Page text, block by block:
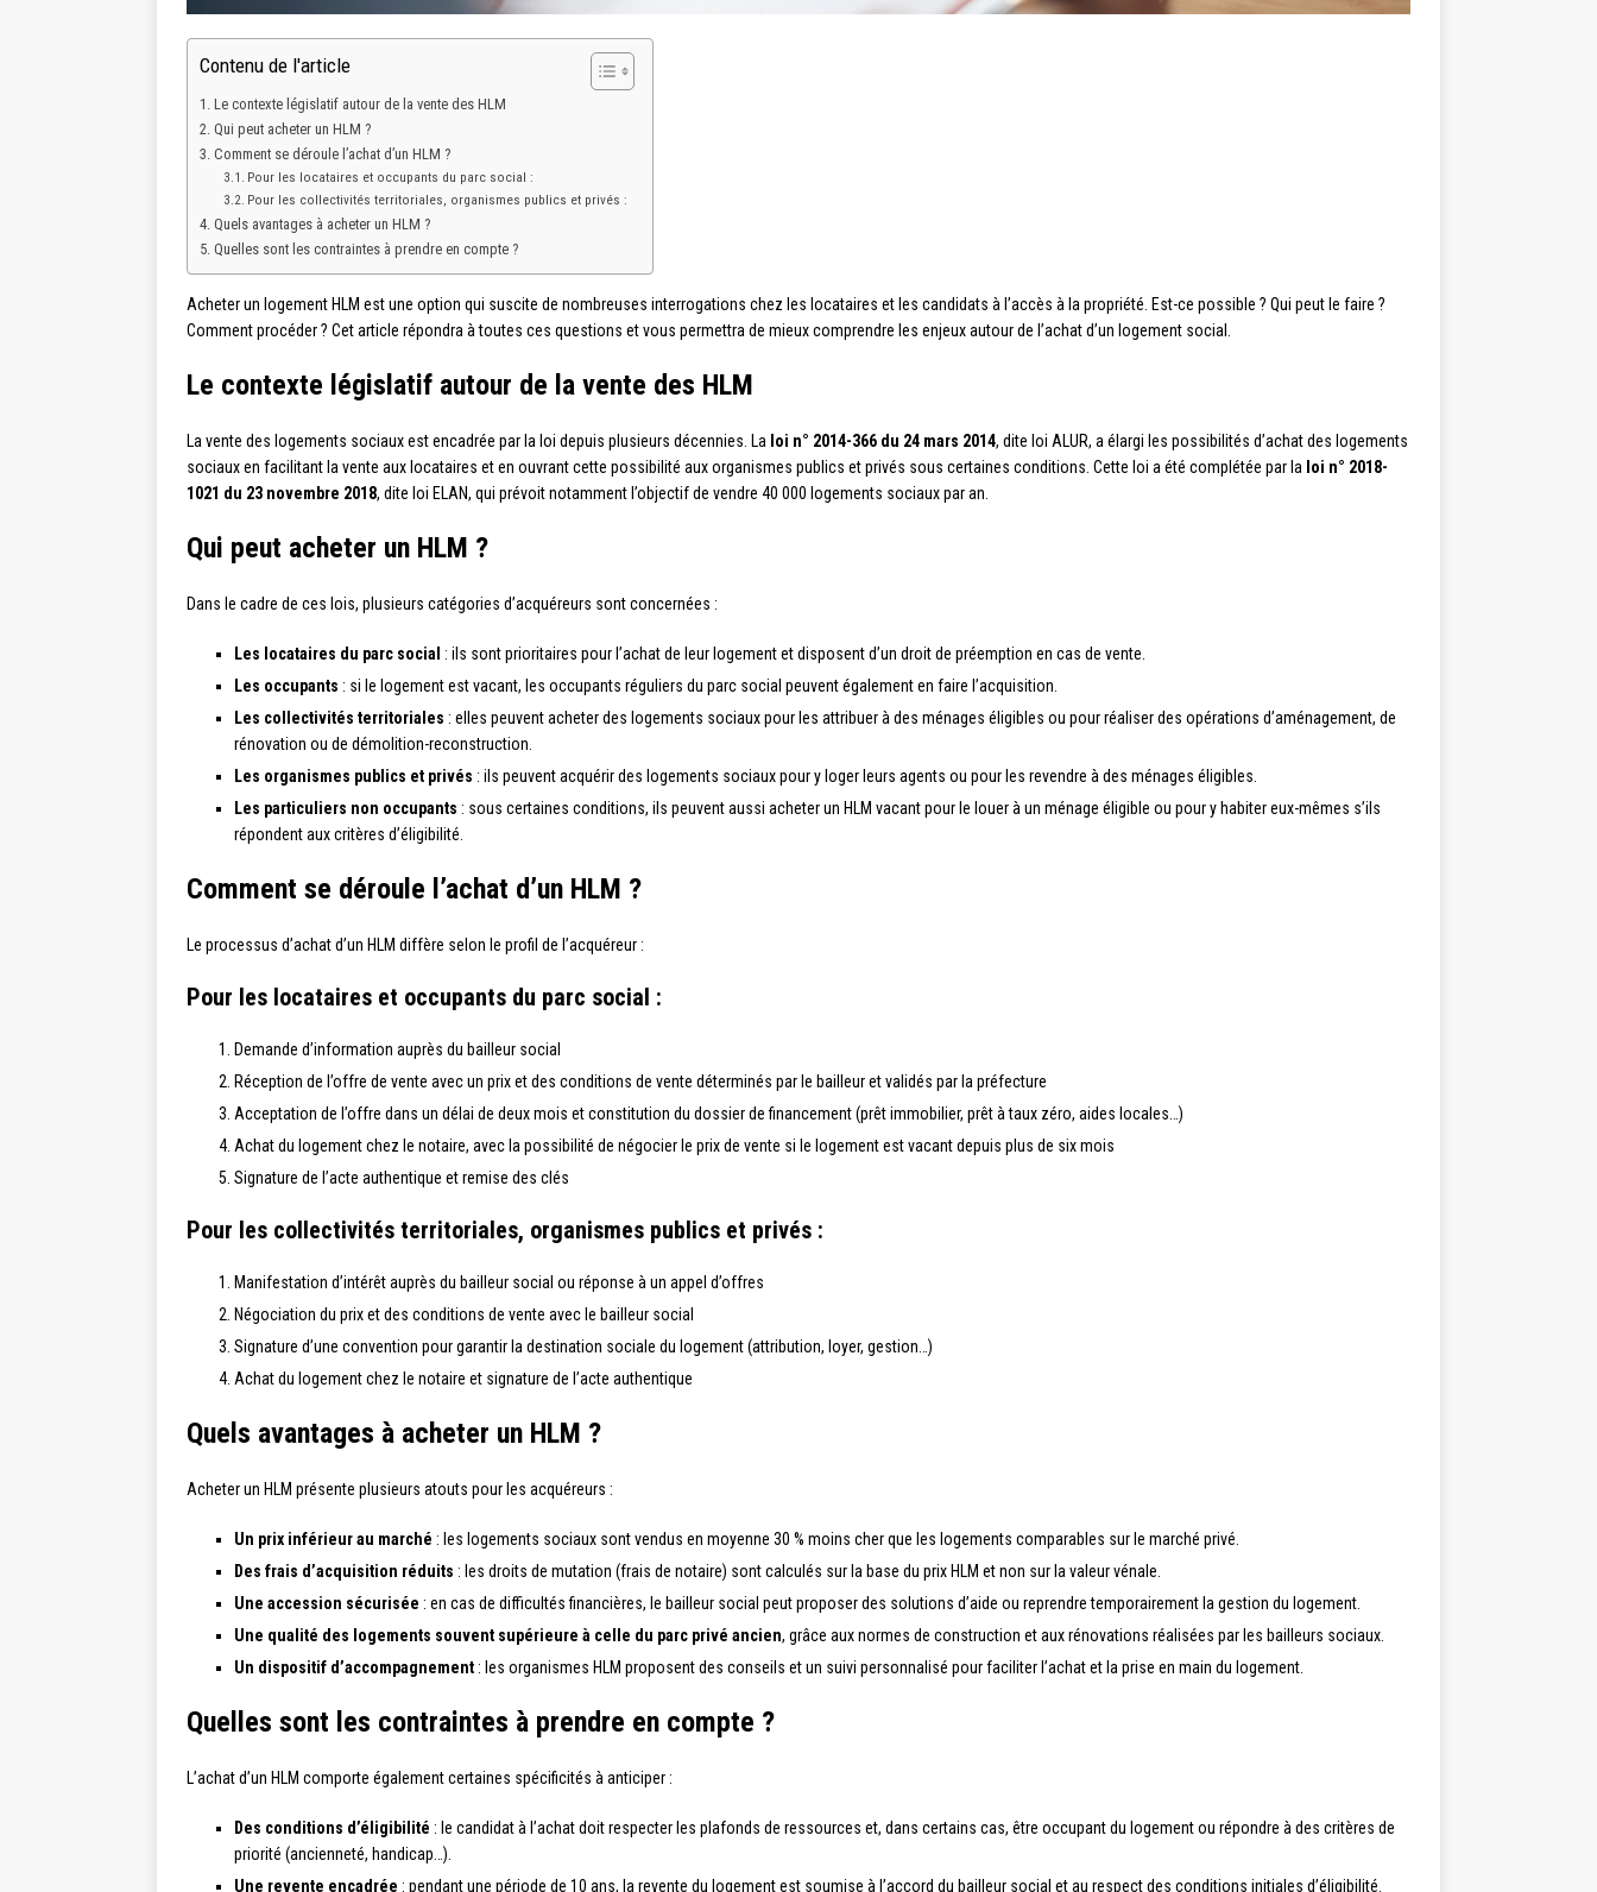
Contenu de l'article
Le contexte législatif autour de la vente des HLM
Qui peut acheter un HLM ?
Comment se déroule l’achat d’un HLM ?
Pour les locataires et occupants du parc social :
Pour les collectivités territoriales, organismes publics et privés :
Quels avantages à acheter un HLM ?
Quelles sont les contraintes à prendre en compte ?
Acheter un logement HLM est une option qui suscite de nombreuses interrogations chez les locataires et les candidats à l’accès à la propriété. Est-ce possible ? Qui peut le faire ?
Comment procéder ? Cet article répondra à toutes ces questions et vous permettra de mieux comprendre les enjeux autour de l’achat d’un logement social.
Le contexte législatif autour de la vente des HLM
La vente des logements sociaux est encadrée par la loi depuis plusieurs décennies. La loi n° 2014-366 du 24 mars 2014, dite loi ALUR, a élargi les possibilités d’achat des logements
sociaux en facilitant la vente aux locataires et en ouvrant cette possibilité aux organismes publics et privés sous certaines conditions. Cette loi a été complétée par la loi n° 2018-
1021 du 23 novembre 2018, dite loi ELAN, qui prévoit notamment l’objectif de vendre 40 000 logements sociaux par an.
Qui peut acheter un HLM ?
Dans le cadre de ces lois, plusieurs catégories d’acquéreurs sont concernées :
Les locataires du parc social : ils sont prioritaires pour l’achat de leur logement et disposent d’un droit de préemption en cas de vente.
Les occupants : si le logement est vacant, les occupants réguliers du parc social peuvent également en faire l’acquisition.
Les collectivités territoriales : elles peuvent acheter des logements sociaux pour les attribuer à des ménages éligibles ou pour réaliser des opérations d’aménagement, de
rénovation ou de démolition-reconstruction.
Les organismes publics et privés : ils peuvent acquérir des logements sociaux pour y loger leurs agents ou pour les revendre à des ménages éligibles.
Les particuliers non occupants : sous certaines conditions, ils peuvent aussi acheter un HLM vacant pour le louer à un ménage éligible ou pour y habiter eux-mêmes s’ils
répondent aux critères d’éligibilité.
Comment se déroule l’achat d’un HLM ?
Le processus d’achat d’un HLM diffère selon le profil de l’acquéreur :
Pour les locataires et occupants du parc social :
Demande d’information auprès du bailleur social
Réception de l’offre de vente avec un prix et des conditions de vente déterminés par le bailleur et validés par la préfecture
Acceptation de l’offre dans un délai de deux mois et constitution du dossier de financement (prêt immobilier, prêt à taux zéro, aides locales…)
Achat du logement chez le notaire, avec la possibilité de négocier le prix de vente si le logement est vacant depuis plus de six mois
Signature de l’acte authentique et remise des clés
Pour les collectivités territoriales, organismes publics et privés :
Manifestation d’intérêt auprès du bailleur social ou réponse à un appel d’offres
Négociation du prix et des conditions de vente avec le bailleur social
Signature d’une convention pour garantir la destination sociale du logement (attribution, loyer, gestion…)
Achat du logement chez le notaire et signature de l’acte authentique
Quels avantages à acheter un HLM ?
Acheter un HLM présente plusieurs atouts pour les acquéreurs :
Un prix inférieur au marché : les logements sociaux sont vendus en moyenne 30 % moins cher que les logements comparables sur le marché privé.
Des frais d’acquisition réduits : les droits de mutation (frais de notaire) sont calculés sur la base du prix HLM et non sur la valeur vénale.
Une accession sécurisée : en cas de difficultés financières, le bailleur social peut proposer des solutions d’aide ou reprendre temporairement la gestion du logement.
Une qualité des logements souvent supérieure à celle du parc privé ancien, grâce aux normes de construction et aux rénovations réalisées par les bailleurs sociaux.
Un dispositif d’accompagnement : les organismes HLM proposent des conseils et un suivi personnalisé pour faciliter l’achat et la prise en main du logement.
Quelles sont les contraintes à prendre en compte ?
L’achat d’un HLM comporte également certaines spécificités à anticiper :
Des conditions d’éligibilité : le candidat à l’achat doit respecter les plafonds de ressources et, dans certains cas, être occupant du logement ou répondre à des critères de
priorité (ancienneté, handicap…).
Une revente encadrée : pendant une période de 10 ans, la revente du logement est soumise à l’accord du bailleur social et au respect des conditions initiales d’éligibilité.